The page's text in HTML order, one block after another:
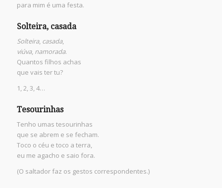
para mim é uma festa.
Solteira, casada
Solteira, casada,
viúva, namorada.
Quantos filhos achas
que vais ter tu?
1, 2, 3, 4…
Tesourinhas
Tenho umas tesourinhas
que se abrem e se fecham.
Toco o céu e toco a terra,
eu me agacho e saio fora.
(O saltador faz os gestos correspondentes.)